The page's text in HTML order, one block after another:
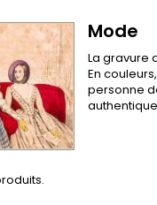
Mode
La gravure
En
personne